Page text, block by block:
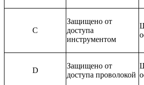
C
Защищено от
доступа
инструментом
D
Защищено от
доступа проволокой